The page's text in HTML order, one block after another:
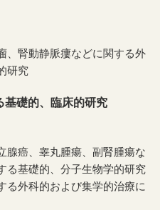
、腎動静脈瘻などに関する外
研究
基礎的、臨床的研究
腺癌、睾丸腫瘍、副腎腫瘍な
る基礎的、分子生物学的研究
る外科的および集学的治療に